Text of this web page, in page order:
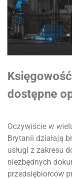
dostępne
Oczywiście w
Brytanii działają
usługi z zakresu
niezbędnych
przedsiębiorców